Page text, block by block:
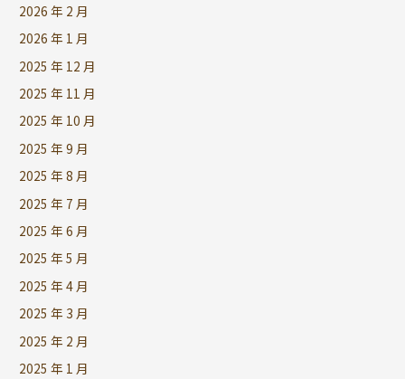
2026 年 2 月
2026 年 1 月
2025 年 12 月
2025 年 11 月
2025 年 10 月
2025 年 9 月
2025 年 8 月
2025 年 7 月
2025 年 6 月
2025 年 5 月
2025 年 4 月
2025 年 3 月
2025 年 2 月
2025 年 1 月